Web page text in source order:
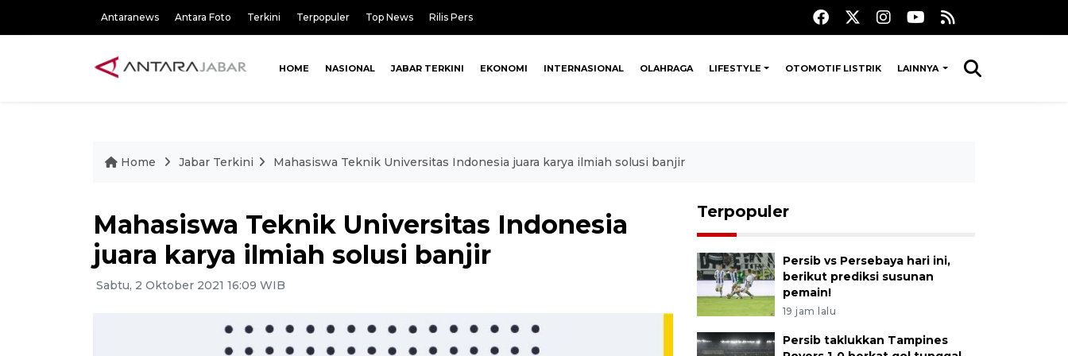
Antaranews Antara Foto Terkini Terpopuler Top News Rilis Pers
HOME NASIONAL JABAR TERKINI EKONOMI INTERNASIONAL OLAHRAGA LIFESTYLE OTOMOTIF LISTRIK LAINNYA
Home Jabar Terkini Mahasiswa Teknik Universitas Indonesia juara karya ilmiah solusi banjir
Mahasiswa Teknik Universitas Indonesia
juara karya ilmiah solusi banjir
Sabtu, 2 Oktober 2021 16:09 WIB
Terpopuler
Persib vs Persebaya hari ini,
berikut prediksi susunan
pemain!
19 jam lalu
Persib taklukkan Tampines